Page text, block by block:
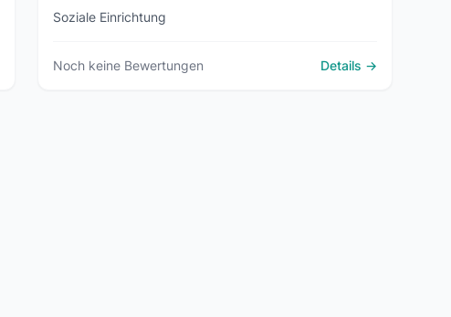
Soziale Einrichtung
Noch keine Bewertungen Details →